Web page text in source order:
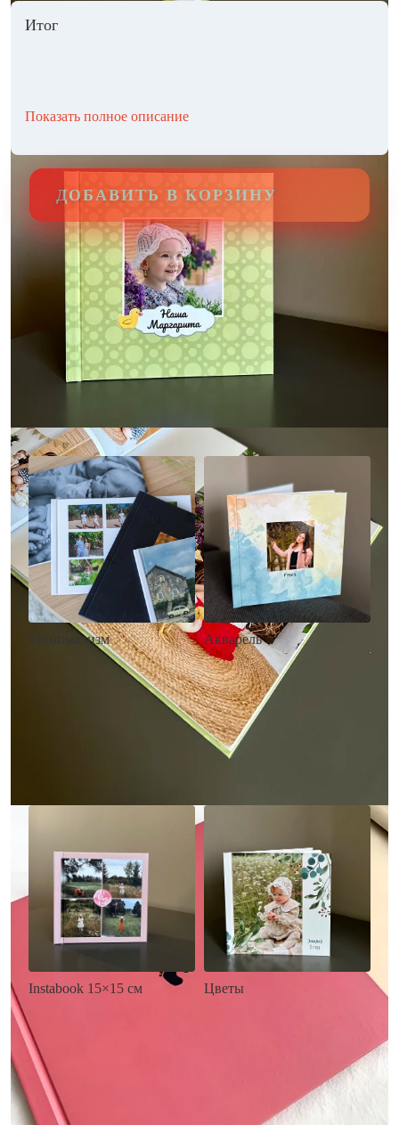
Итог
Показать полное описание
ДОБАВИТЬ В КОРЗИНУ
Другие стили фотокниг
Минимализм
• Загрузка фото и текста
Акварель
• Декор в стиле
акварельных красок
• Выбор цвета фона
• Загрузка фото и текста
Заказать
Instabook 15×15 см
• Выбор цвета фона
• Загрузка фото и текста
Заказать
Цветы